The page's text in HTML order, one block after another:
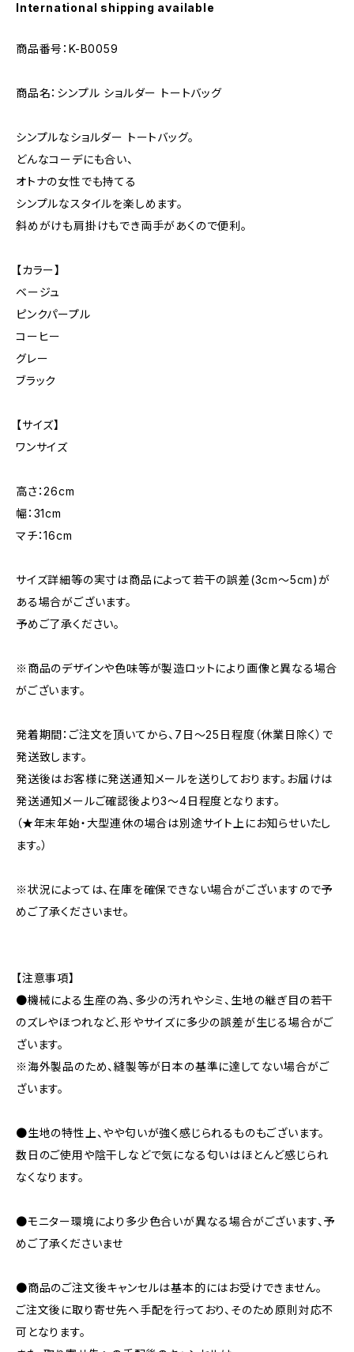
International shipping available
商品番号：K-B0059
商品名：シンプル ショルダー トートバッグ
シンプルなショルダー トートバッグ。
どんなコーデにも合い、
オトナの女性でも持てる
シンプルなスタイルを楽しめます。
斜めがけも肩掛けもでき両手があくので便利。
【カラー】
ベージュ
ピンクパープル
コーヒー
グレー
ブラック
【サイズ】
ワンサイズ
高さ：26cm
幅：31cm
マチ：16cm
サイズ詳細等の実寸は商品によって若干の誤差(3cm〜5cm)が
ある場合がございます。
予めご了承ください。
※商品のデザインや色味等が製造ロットにより画像と異なる場合
がございます。
発着期間：ご注文を頂いてから、7日〜25日程度（休業日除く）で
発送致します。
発送後はお客様に発送通知メールを送りしております。お届けは
発送通知メールご確認後より3〜4日程度となります。
（★年末年始・大型連休の場合は別途サイト上にお知らせいたし
ます。）
※状況によっては、在庫を確保できない場合がございますので予
めご了承くださいませ。
【注意事項】
●機械による生産の為、多少の汚れやシミ、生地の継ぎ目の若干
のズレやほつれなど、形やサイズに多少の誤差が生じる場合がご
ざいます。
※海外製品のため、縫製等が日本の基準に達してない場合がご
ざいます。
●生地の特性上、やや匂いが強く感じられるものもございます。
数日のご使用や陰干しなどで気になる匂いはほとんど感じられ
なくなります。
●モニター環境により多少色合いが異なる場合がございます、予
めご了承くださいませ
●商品のご注文後キャンセルは基本的にはお受けできません。
ご注文後に取り寄せ先へ手配を行っており、そのため原則対応不
可となります。